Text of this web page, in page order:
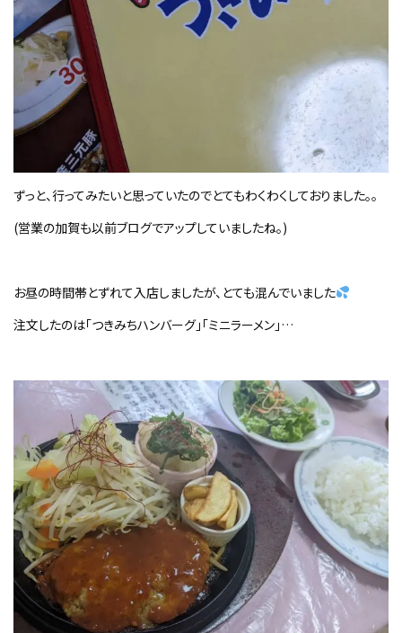
ずっと、行ってみたいと思っていたのでとてもわくわくしておりました。。
(営業の加賀も以前ブログでアップしていましたね。)
お昼の時間帯とずれて入店しましたが、とても混んでいました
注文したのは「つきみちハンバーグ」「ミニラーメン」…